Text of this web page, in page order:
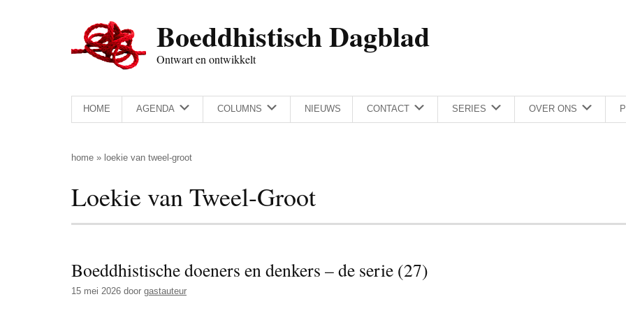
Boeddhistisch Dagblad
Ontwart en ontwikkelt
HOME AGENDA COLUMNS NIEUWS CONTACT SERIES OVER ONS
home » loekie van tweel-groot
Loekie van Tweel-Groot
Boeddhistische doeners en denkers – de serie (27)
15 mei 2026 door gastauteur